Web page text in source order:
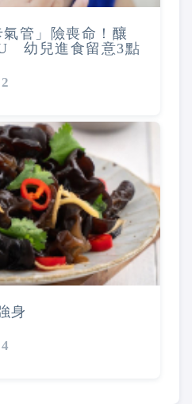
管」險喪命！釀
幼兒進食留意3點
身